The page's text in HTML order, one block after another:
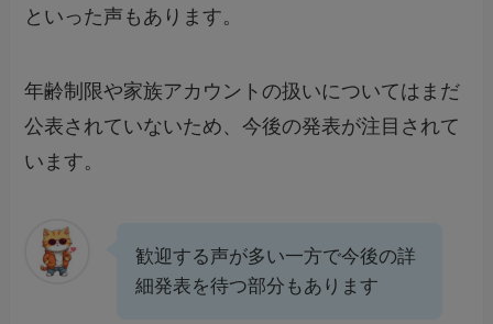
といった声もあります。
年齢制限や家族アカウントの扱いについてはまだ
公表されていないため、今後の発表が注目されて
います。
歓迎する声が多い一方で今後の詳
細発表を待つ部分もあります